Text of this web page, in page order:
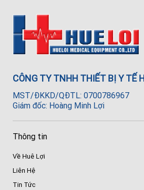
CÔNG TY TNHH THIẾT BỊ Y TẾ
MST/ĐKKD/QĐTL: 0700786967
Giám đốc: Hoàng Minh Lợi
Thông tin
Về Huê Lợi
Liên Hệ
Tin Tức